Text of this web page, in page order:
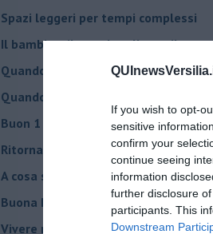
If you wish to opt-
sensitive
confirm your
continue seeing
information
further disclosure
participants. This
Downstream
Spazi leggeri per tempi complessi
Il bambino, il marshmallow e il
​Quando cambia il nome di una
​Quando il terapeuta torna a casa
​Buon 1 Maggio!
Ritornare indietro di vent’anni
​A cosa serve davvero la psicoterapia
​Buona Pasqua e … buona rinascita!
​Vivere nell’incertezza